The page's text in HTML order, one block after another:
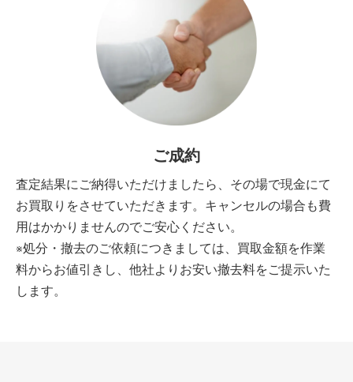
ご成約
査定結果にご納得いただけましたら、その場で現金にて
お買取りをさせていただきます。キャンセルの場合も費
用はかかりませんのでご安心ください。
※処分・撤去のご依頼につきましては、買取金額を作業
料からお値引きし、他社よりお安い撤去料をご提示いた
します。